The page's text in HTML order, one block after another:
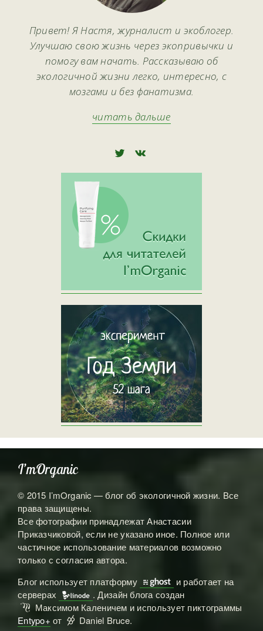
Привет! Я Настя, журналист и экоблогер.
Улучшаю свою жизнь через экопривычки и
помогу вам начать. Рассказываю об
экологичной жизни легко, интересно, с
мозгами и без фанатизма.
читать дальше
🅃 🅅
I’mOrganic
© 2015 I’mOrganic — блог об экологичной жизни. Все
права защищены.
Все фотографии принадлежат Анастасии
Приказчиковой, если не указано иное. Полное или
частичное использование материалов возможно
только с согласия автора.
Блог использует платформу  и работает на
серверах
 . Дизайн блога создан
ℳ Максимом Каленичем и использует пиктограммы
Entypo+ от  Daniel Bruce.